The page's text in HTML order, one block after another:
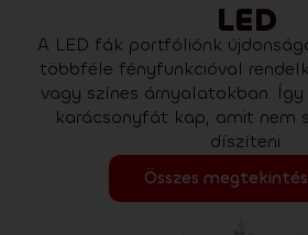
LED
A LED fák portfóliónk
többféle fényfunkcióval
vagy színes árnyalatokban.
karácsonyfát kap, amit nem
díszíteni.
Összes